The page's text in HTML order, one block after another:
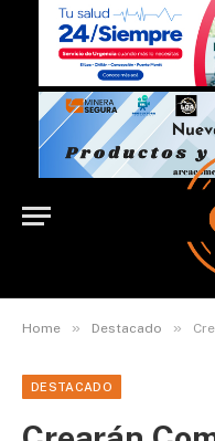
Home » Destacado »
DESTACADO